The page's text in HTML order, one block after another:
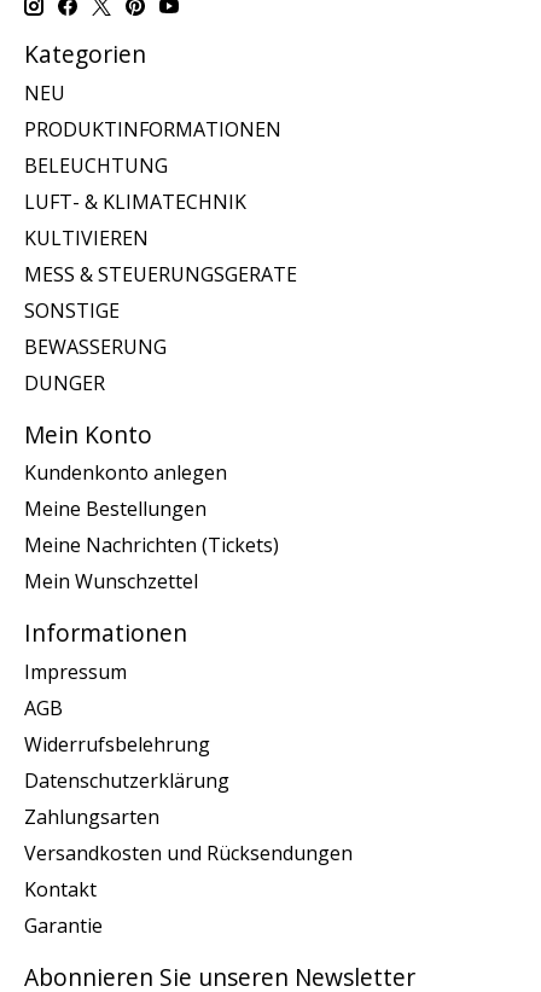
Kategorien
NEU
PRODUKTINFORMATIONEN
BELEUCHTUNG
LUFT- & KLIMATECHNIK
KULTIVIEREN
MESS & STEUERUNGSGERATE
SONSTIGE
BEWASSERUNG
DUNGER
Mein Konto
Kundenkonto anlegen
Meine Bestellungen
Meine Nachrichten (Tickets)
Mein Wunschzettel
Informationen
Impressum
AGB
Widerrufsbelehrung
Datenschutzerklärung
Zahlungsarten
Versandkosten und Rücksendungen
Kontakt
Garantie
Abonnieren Sie unseren Newsletter